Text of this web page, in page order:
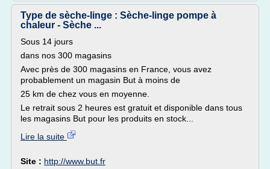
Type de sèche-linge : Sèche-linge pompe à
chaleur - Sèche ...
Sous 14 jours
dans nos 300 magasins
Avec près de 300 magasins en France, vous avez
probablement un magasin But à moins de
25 km de chez vous en moyenne.
Le retrait sous 2 heures est gratuit et disponible dans tous
les magasins But pour les produits en stock...
Lire la suite
Site : http://www.but.fr